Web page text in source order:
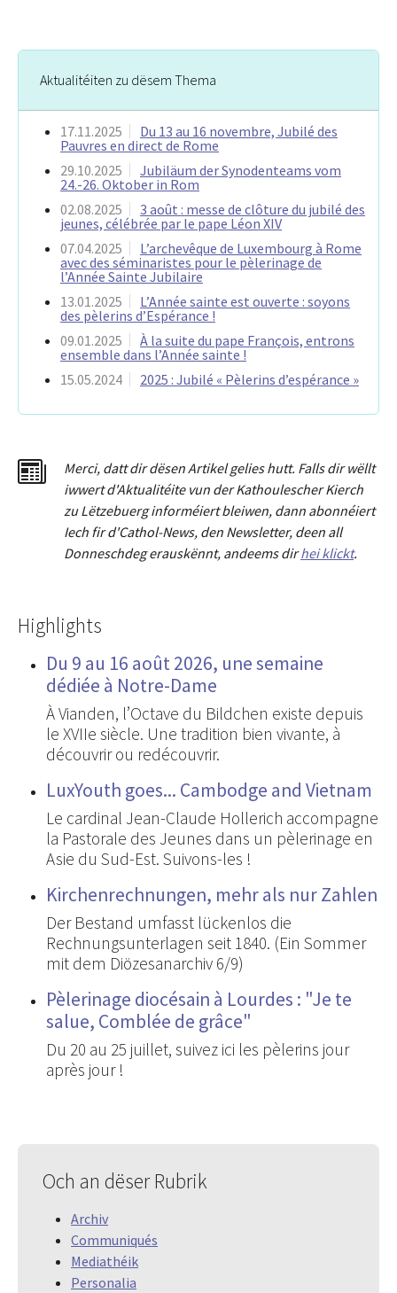
Aktualitéiten zu dësem Thema
17.11.2025
Du 13 au 16 novembre, Jubilé des
Pauvres en direct de Rome
29.10.2025
Jubiläum der Synodenteams vom
24.-26. Oktober in Rom
02.08.2025
3 août : messe de clôture du jubilé des
jeunes, célébrée par le pape Léon XIV
07.04.2025
L’archevêque de Luxembourg à Rome
avec des séminaristes pour le pèlerinage de
l’Année Sainte Jubilaire
13.01.2025
L’Année sainte est ouverte : soyons
des pèlerins d’Espérance !
09.01.2025
À la suite du pape François, entrons
ensemble dans l’Année sainte !
15.05.2024
2025 : Jubilé « Pèlerins d’espérance »
Merci, dattdir dësen Artikel gelies hutt. Falls dir wëllt
iwwert d'Aktualitéite vun der Kathoulescher Kierch
zu Lëtzebuerg informéiert bleiwen, dann abonnéiert
Iech fir d'Cathol-News, den Newsletter, deen all
Donneschdeg erauskënnt, andeems dirhei klickt.
Highlights
Du 9 au 16 août 2026, une semaine
dédiée à Notre-Dame
À Vianden, l’Octave du Bildchen existe depuis
le XVIIe siècle. Une tradition bien vivante, à
découvrir ou redécouvrir.
LuxYouth goes... Cambodge and Vietnam
Le cardinal Jean-Claude Hollerich accompagne
la Pastorale des Jeunes dans un pèlerinage en
Asie du Sud-Est. Suivons-les !
Kirchenrechnungen, mehr als nur Zahlen
Der Bestand umfasst lückenlos die
Rechnungsunterlagen seit 1840. (Ein Sommer
mit dem Diözesanarchiv 6/9)
Pèlerinage diocésain à Lourdes : "Je te
salue, Comblée de grâce"
Du 20 au 25 juillet, suivez ici les pèlerins jour
après jour !
Och an dëser Rubrik
Archiv
Communiqués
Mediathéik
Personalia